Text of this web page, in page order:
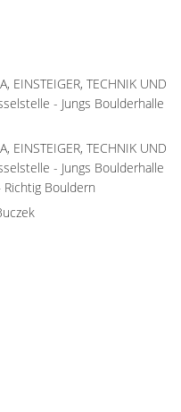
EINSTEIGER, TECHNIK UND
- Jungs Boulderhalle
EINSTEIGER, TECHNIK UND
- Jungs Boulderhalle
Richtig Bouldern